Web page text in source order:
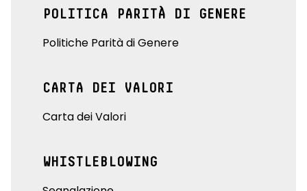
POLITICA PARITÀ DI GENERE
Politiche Parità di Genere
CARTA DEI VALORI
Carta dei Valori
WHISTLEBLOWING